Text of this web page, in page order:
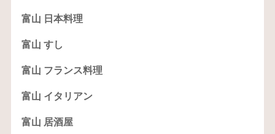
富山 日本料理
富山 すし
富山 フランス料理
富山 イタリアン
富山 居酒屋